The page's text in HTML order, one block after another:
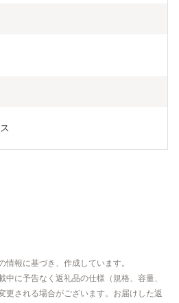
報に基づき、作成しています。
中に予告なく返礼品の仕様（規格、容量、
更される場合がございます。お届けした返